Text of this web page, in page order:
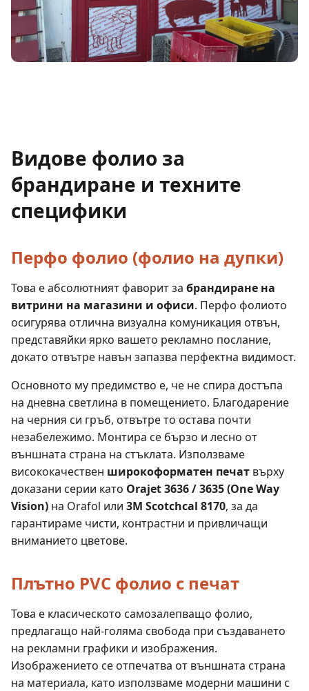
Видове фолио за
брандиране и техните
специфики
Перфо фолио (фолио на дупки)
Това е абсолютният фаворит за брандиране на
витрини на магазини и офиси. Перфо фолиото
осигурява отлична визуална комуникация отвън,
представяйки ярко вашето рекламно послание,
докато отвътре навън запазва перфектна видимост.
Основното му предимство е, че не спира достъпа
на дневна светлина в помещението. Благодарение
на черния си гръб, отвътре то остава почти
незабележимо. Монтира се бързо и лесно от
външната страна на стъклата. Използваме
висококачествен широкоформатен печат върху
доказани серии като Orajet 3636 / 3635 (One Way
Vision) на Orafol или 3M Scotchcal 8170, за да
гарантираме чисти, контрастни и привличащи
вниманието цветове.
Плътно PVC фолио с печат
Това е класическото самозалепващо фолио,
предлагащо най-голяма свобода при създаването
на рекламни графики и изображения.
Изображението се отпечатва от външната страна
на материала, като използваме модерни машини с